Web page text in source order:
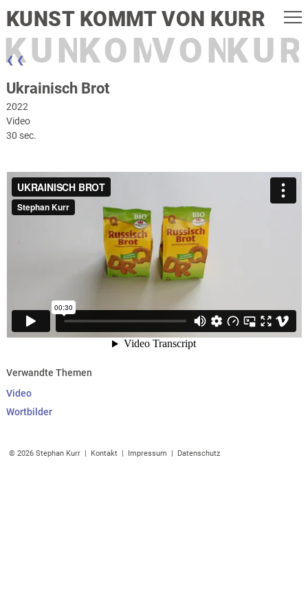
KUNST KOMMT VON KURR
KUNSTKOMMT
VON
❮ ❮
Ukrainisch Brot
2022
Video
30 sec.
Verwandte Themen
Video
Wortbilder
© 2026 Stephan Kurr | Kontakt | Impressum | Datenschutz